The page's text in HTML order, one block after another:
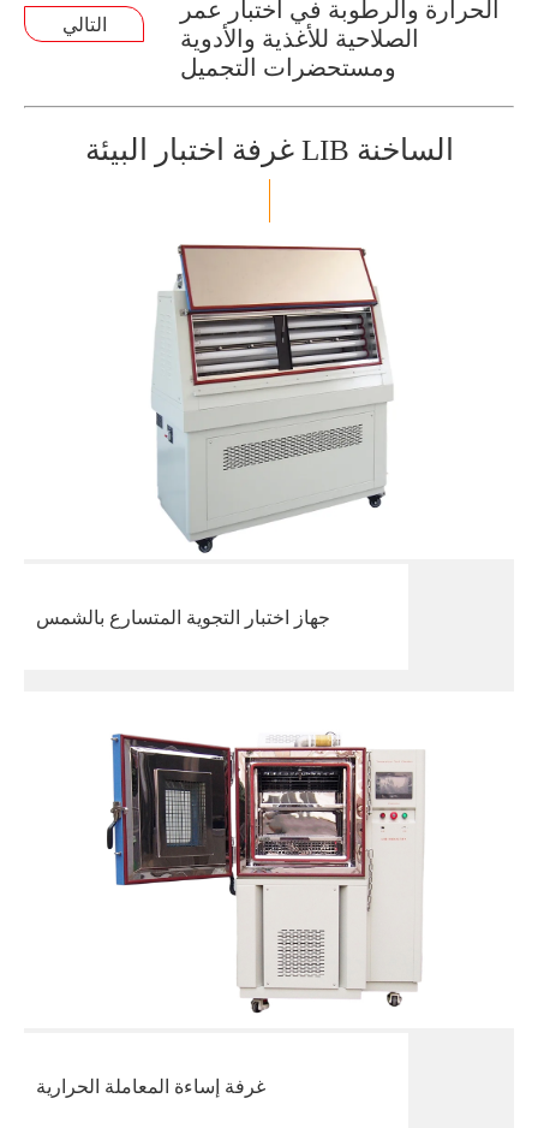
التالي
الحرارة والرطوبة في اختبار عمر
الصلاحية للأغذية والأدوية
ومستحضرات التجميل
غرفة اختبار البيئة LIB الساخنة
جهاز اختبار التجوية المتسارع بالشمس
غرفة إساءة المعاملة الحرارية